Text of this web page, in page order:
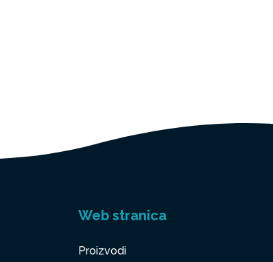
Web stranica
Proizvodi